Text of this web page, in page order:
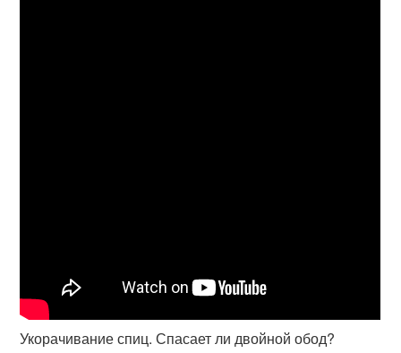
Укорачивание спиц. Спасает ли двойной обод?